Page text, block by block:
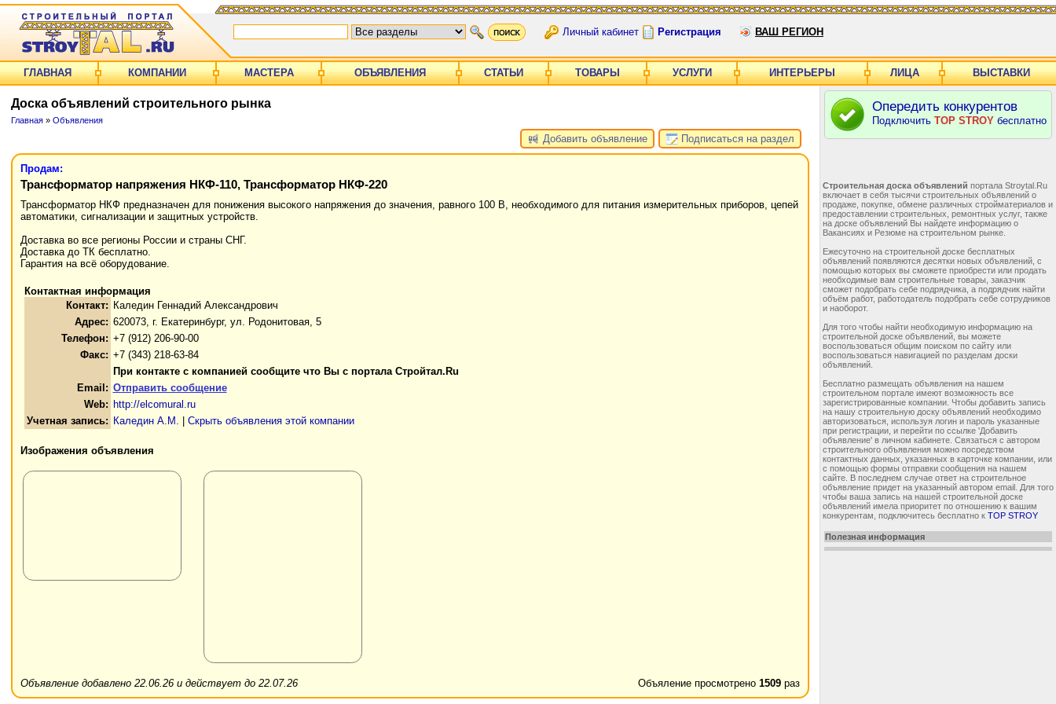
Личный кабинет Регистрация ВАШ РЕГИОН
ГЛАВНАЯ КОМПАНИИ МАСТЕРА ОБЪЯВЛЕНИЯ СТАТЬИ ТОВАРЫ УСЛУГИ ИНТЕРЬЕРЫ ЛИЦА ВЫСТАВКИ
Доска объявлений строительного рынка
Главная» Объявления
Добавить объявление Подписаться на раздел
Продам:
Трансформатор напряжения НКФ-110, Трансформатор НКФ-220
Трансформатор НКФ предназначен для понижения высокого напряжения до значения, равного 100 В, необходимого для питания измерительных приборов, цепей
автоматики, сигнализации и защитных устройств.
Доставка во все регионы России и страны СНГ.
Доставка до ТК бесплатно.
Гарантия на всё оборудование.
Контактная информация
Контакт: Каледин Геннадий Александрович
Адрес: 620073, г. Екатеринбург, ул. Родонитовая, 5
Телефон: +7 (912) 206-90-00
Факс: +7 (343) 218-63-84
При контакте с компанией сообщите что Вы с портала Стройтал.Ru
Email: Отправить сообщение
Web: http://elcomural.ru
Учетная запись: Каледин А.М. Скрыть объявления этой компании
Изображения объявления
Объяление просмотрено 1509раз
Объявление добавлено 22.06.26 и действует до 22.07.26
Опередить конкурентов
Подключить TOP STROY бесплатно
Строительная доска объявлений портала Stroytal.Ru
включает в себя тысячи строительных объявлений о
продаже, покупке, обмене различных стройматериалов и
предоставлении строительных, ремонтных услуг, также
на доске объявлений Вы найдете информацию о
Вакансиях и Резюме на строительном рынке.
Ежесуточно на строительной доске бесплатных
объявлений появляются десятки новых объявлений, с
помощью которых вы сможете приобрести или продать
необходимые вам строительные товары, заказчик
сможет подобрать себе подрядчика, а подрядчик найти
объём работ, работодатель подобрать себе сотрудников
и наоборот.
Для того чтобы найти необходимую информацию на
строительной доске объявлений, вы можете
воспользоваться общим поиском по сайту или
воспользоваться навигацией по разделам доски
объявлений.
Бесплатно размещать объявления на нашем
строительном портале имеют возможность все
зарегистрированные компании. Чтобы добавить запись
на нашу строительную доску объявлений необходимо
авторизоваться, используя логин и пароль указанные
при регистрации, и перейти по ссылке 'Добавить
объявление' в личном кабинете. Связаться с автором
строительного объявления можно посредством
контактных данных, указанных в карточке компании, или
с помощью формы отправки сообщения на нашем
сайте. В последнем случае ответ на строительное
объявление придет на указанный автором email. Для того
чтобы ваша запись на нашей строительной доске
объявлений имела приоритет по отношению к вашим
конкурентам, подключитесь бесплатно к TOP STROY
Полезная информация